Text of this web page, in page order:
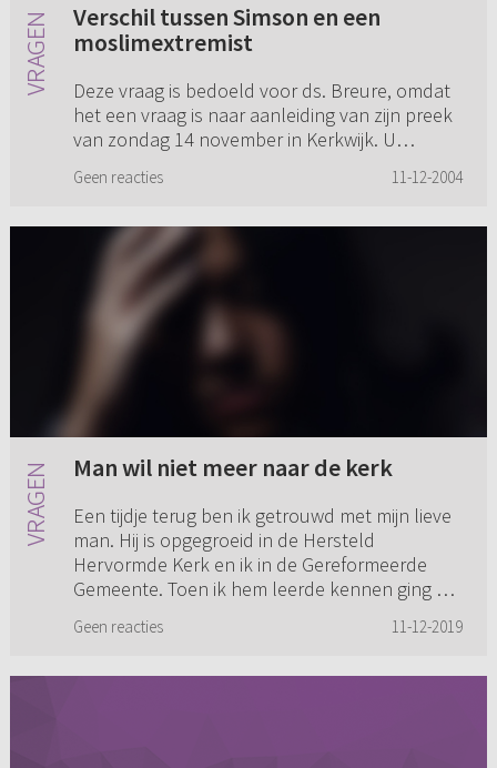
Verschil tussen Simson en een
moslimextremist
Deze vraag is bedoeld voor ds. Breure, omdat
het een vraag is naar aanleiding van zijn preek
van zondag 14 november in Kerkwijk. U
wat nu eigenlijk het vers...
Geen reacties 11-12-2004
Man wil niet meer naar de kerk
Een tijdje terug ben ik getrouwd met mijn lieve
man. Hij is opgegroeid in de Hersteld
Hervormde Kerk en ik in de Gereformeerde
Gemeente. Toen ik hem leerde kennen ging hij
Geen reacties 11-12-2019